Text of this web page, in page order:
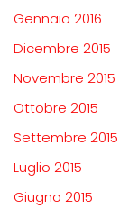
Gennaio 2016
Dicembre 2015
Novembre 2015
Ottobre 2015
Settembre 2015
Luglio 2015
Giugno 2015